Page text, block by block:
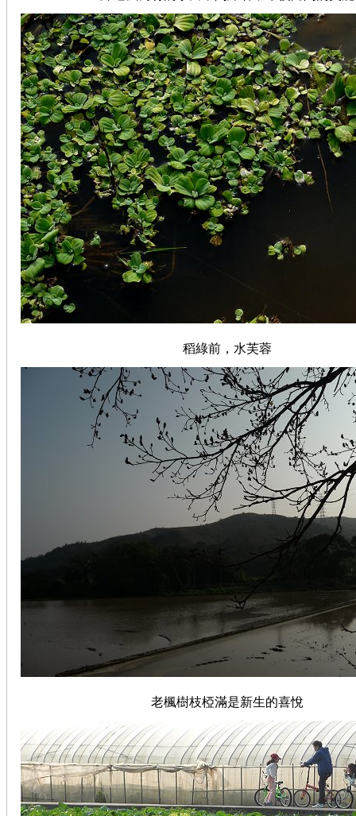
稻綠前，水芙蓉
老楓樹枝椏滿是新生的喜悅